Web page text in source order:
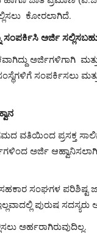
ಕೋರಲಾಗಿದೆ.
ಸಂಪರ್ಕಿಸಿ ಅರ್ಜಿ
ಅರ್ಜಿಗಳಿಗಾಗಿ
ಸಂಸ್ಥೆಗಳಿಗೆ
ವತಿಯಿಂದ ಪ್ರಸಕ್ತ
ಅರ್ಜಿ
ಸಂಘಗಳ ಪರಿಶಿಷ್ಟ
ಪುರುಷ ಸದಸ್ಯರು
ಅರ್ಹರಾಗಿರುವುದಿಲ್ಲ.